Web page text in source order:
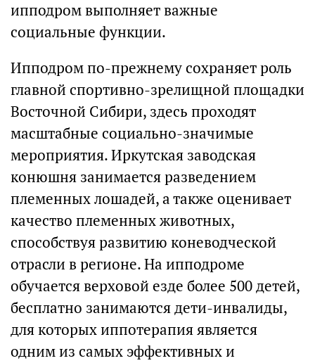
ипподром выполняет важные
социальные функции.
Ипподром по-прежнему сохраняет роль
главной спортивно-зрелищной площадки
Восточной Сибири, здесь проходят
масштабные социально-значимые
мероприятия. Иркутская заводская
конюшня занимается разведением
племенных лошадей, а также оценивает
качество племенных животных,
способствуя развитию коневодческой
отрасли в регионе. На ипподроме
обучается верховой езде более 500 детей,
бесплатно занимаются дети-инвалиды,
для которых иппотерапия является
одним из самых эффективных и